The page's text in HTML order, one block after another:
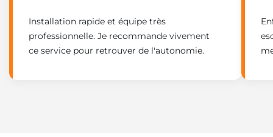
Installation rapide et équipe très
professionnelle. Je recommande vivement
ce service pour retrouver de l'autonomie.